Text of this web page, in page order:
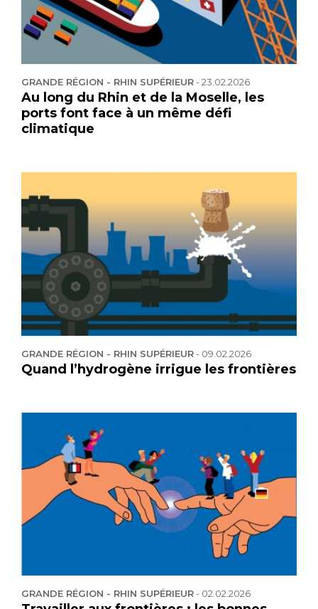
GRANDE RÉGION - RHIN SUPÉRIEUR-23.02.2026
Au long du Rhin et de la Moselle, les
ports font face à un même défi
climatique
GRANDE RÉGION - RHIN SUPÉRIEUR- 09.02.2026
Quand l’hydrogène irrigue les frontières
GRANDE RÉGION - RHIN SUPÉRIEUR- 02.02.2026